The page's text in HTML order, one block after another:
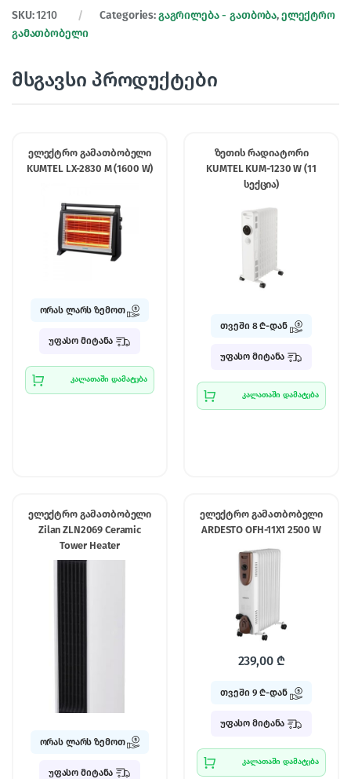
SKU:1210 Categories:გაგრილება - გათბობა,ელექტრო
გამათბობელი
მსგავსი პროდუქტები
ელექტრო გამათბობელი
KUMTEL LX-2830 M (1600 W)
ორას ლარს ზემოთ
უფასო მიტანა
კალათაში დამატება
ზეთის რადიატორი
KUMTEL KUM-1230 W (11
სექცია)
თვეში 8 ₾-დან
უფასო მიტანა
კალათაში დამატება
ელექტრო გამათბობელი
Zilan ZLN2069 Ceramic
Tower Heater
ორას ლარს ზემოთ
უფასო მიტანა
ელექტრო გამათბობელი
ARDESTO OFH-11X1 2500 W
239,00 ₾
თვეში 9 ₾-დან
უფასო მიტანა
კალათაში დამატება